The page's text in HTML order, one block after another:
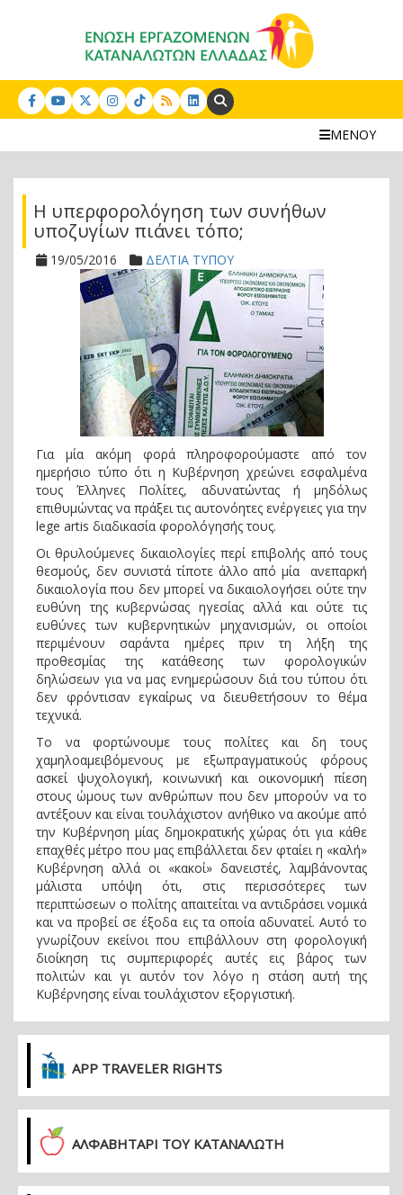
Search:
ΜΕΝΟΥ
Η υπερφορολόγηση των συνήθων
υποζυγίων πιάνει τόπο;
19/05/2016 ΔΕΛΤΙΑ ΤΥΠΟΥ
Για μία ακόμη φορά πληροφορούμαστε από τον
ημερήσιο τύπο ότι η Κυβέρνηση χρεώνει εσφαλμένα
τους Έλληνες Πολίτες, αδυνατώντας ή μηδόλως
επιθυμώντας να πράξει τις αυτονόητες ενέργειες για την
lege artis διαδικασία φορολόγησής τους.
Οι θρυλούμενες δικαιολογίες περί επιβολής από τους
θεσμούς, δεν συνιστά τίποτε άλλο από μία ανεπαρκή
δικαιολογία που δεν μπορεί να δικαιολογήσει ούτε την
ευθύνη της κυβερνώσας ηγεσίας αλλά και ούτε τις
ευθύνες των κυβερνητικών μηχανισμών, οι οποίοι
περιμένουν σαράντα ημέρες πριν τη λήξη της
προθεσμίας της κατάθεσης των φορολογικών
δηλώσεων για να μας ενημερώσουν διά του τύπου ότι
δεν φρόντισαν εγκαίρως να διευθετήσουν το θέμα
τεχνικά.
Το να φορτώνουμε τους πολίτες και δη τους
χαμηλοαμειβόμενους με εξωπραγματικούς φόρους
ασκεί ψυχολογική, κοινωνική και οικονομική πίεση
στους ώμους των ανθρώπων που δεν μπορούν να το
αντέξουν και είναι τουλάχιστον ανήθικο να ακούμε από
την Κυβέρνηση μίας δημοκρατικής χώρας ότι για κάθε
επαχθές μέτρο που μας επιβάλλεται δεν φταίει η «καλή»
Κυβέρνηση αλλά οι «κακοί» δανειστές, λαμβάνοντας
μάλιστα υπόψη ότι, στις περισσότερες των
περιπτώσεων ο πολίτης απαιτείται να αντιδράσει νομικά
και να προβεί σε έξοδα εις τα οποία αδυνατεί. Αυτό το
γνωρίζουν εκείνοι που επιβάλλουν στη φορολογική
διοίκηση τις συμπεριφορές αυτές εις βάρος των
πολιτών και γι αυτόν τον λόγο η στάση αυτή της
Κυβέρνησης είναι τουλάχιστον εξοργιστική.
APP TRAVELER RIGHTS
ΑΛΦΑΒΗΤΑΡΙ ΤΟΥ ΚΑΤΑΝΑΛΩΤΗ